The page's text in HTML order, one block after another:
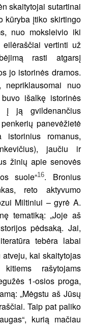
skaitytojai sutartinai
kūryba įtiko skirtingo
nuo moksleivio iki
eilėraščiai vertinti už
rasti atgarsį
jo istorinės dramos.
nepriklausomai nuo
išalkę istorinės
į ją gvildenančius
panevėžietė
istorinius romanus,
jaučiu ir
žinių apie senovės
suole“16. Bronius
reto aktyvumo
Miltiniui – gyrė A.
tematiką: „Joje aš
pėdsaką. Jai,
tebėra labai
kai skaitytojas
rašytojams
1-osios proga,
„Mėgstu aš Jūsų
Taip pat paliko
kurią mačiau